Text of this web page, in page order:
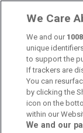
We Care
We and our 1008
unique
to support the
If trackers are
You can
by clicking the
icon on the
within our
We and our